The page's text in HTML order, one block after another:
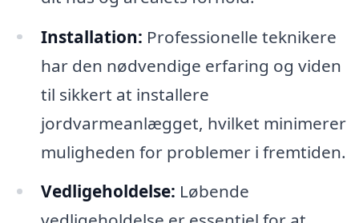
Installation: Professionelle teknikere
har den nødvendige erfaring og viden
til sikkert at installere
jordvarmeanlægget, hvilket minimerer
muligheden for problemer i fremtiden.
Vedligeholdelse: Løbende